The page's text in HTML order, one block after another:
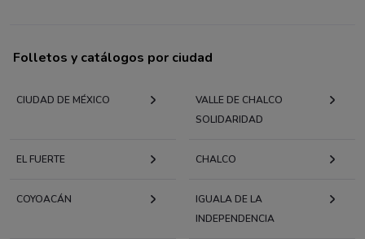
Folletos y catálogos por ciudad
CIUDAD DE MÉXICO
VALLE DE CHALCO
SOLIDARIDAD
EL FUERTE CHALCO
COYOACÁN
IGUALA DE LA
INDEPENDENCIA